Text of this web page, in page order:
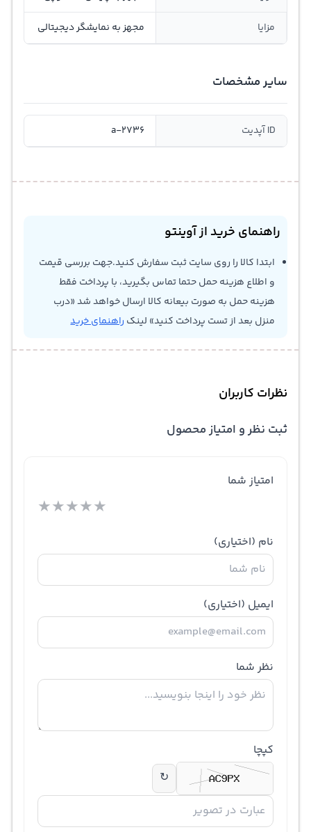
مزایا مجهز به نمایشگر دیجیتالی
سایر مشخصات
ID آپدیت a-2736
راهنمای خرید از آوینتو
ابتدا کالا را روی سایت ثبت سفارش کنید.جهت بررسی قیمت
و اطلاع هزینه حمل حتما تماس بگیرید، با پرداخت فقط
هزینه حمل به صورت بیعانه کالا ارسال خواهد شد «درب
منزل بعد از تست پرداخت کنید» لینک راهنمای خرید
نظرات کاربران
ثبت نظر و امتیاز محصول
امتیاز شما
★★★★★
نام (اختیاری)
ایمیل (اختیاری)
نظر شما
کپچا
↻